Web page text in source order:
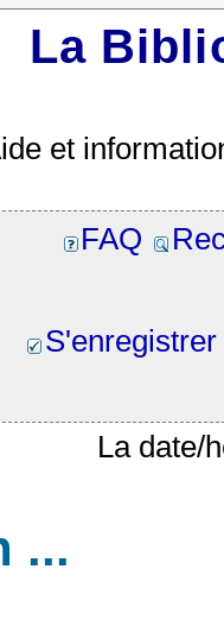
La
et
FAQ
S'enregistrer
La date/
...